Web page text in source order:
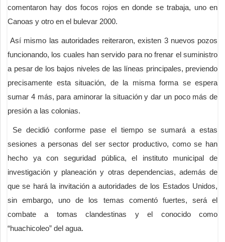
comentaron hay dos focos rojos en donde se trabaja, uno en
Canoas y otro en el bulevar 2000.
Así mismo las autoridades reiteraron, existen 3 nuevos pozos
funcionando, los cuales han servido para no frenar el suministro
a pesar de los bajos niveles de las líneas principales, previendo
precisamente esta situación, de la misma forma se espera
sumar 4 más, para aminorar la situación y dar un poco más de
presión a las colonias.
Se decidió conforme pase el tiempo se sumará a estas
sesiones a personas del ser sector productivo, como se han
hecho ya con seguridad pública, el instituto municipal de
investigación y planeación y otras dependencias, además de
que se hará la invitación a autoridades de los Estados Unidos,
sin embargo, uno de los temas comentó fuertes, será el
combate a tomas clandestinas y el conocido como
“huachicoleo” del agua.